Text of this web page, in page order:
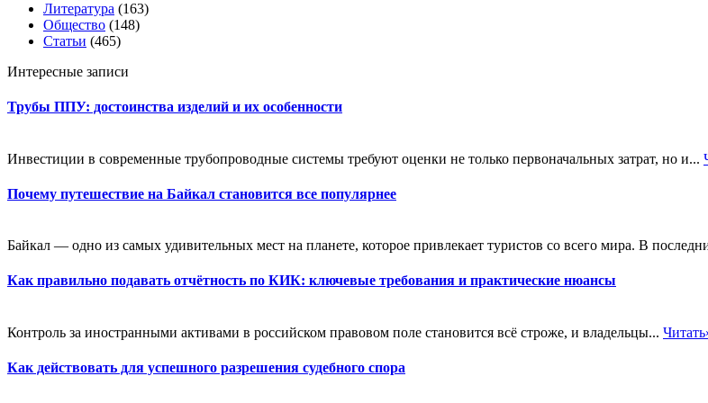
Литература (163)
Общество (148)
Статьи (465)
Интересные записи
Трубы ППУ: достоинства изделий и их особенности
Инвестиции в современные трубопроводные системы требуют оценки не только первоначальных затрат, но и...
Почему путешествие на Байкал становится все популярнее
Байкал — одно из самых удивительных мест на планете, которое привлекает туристов со всего мира. В
Как правильно подавать отчётность по КИК: ключевые требования и практические нюансы
Контроль за иностранными активами в российском правовом поле становится всё строже, и владельцы...
Как действовать для успешного разрешения судебного спора